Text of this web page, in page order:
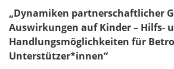
„Dynamiken partnerschaftlicher
Auswirkungen auf Kinder – Hilfs-
Handlungsmöglichkeiten für
Unterstützer*innen“